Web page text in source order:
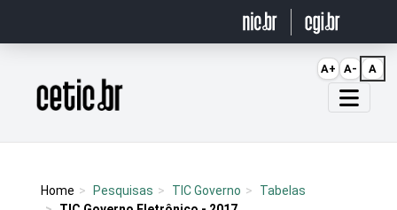
Página inicial
Home Pesquisas TIC Governo
Tabelas
A+ A- A